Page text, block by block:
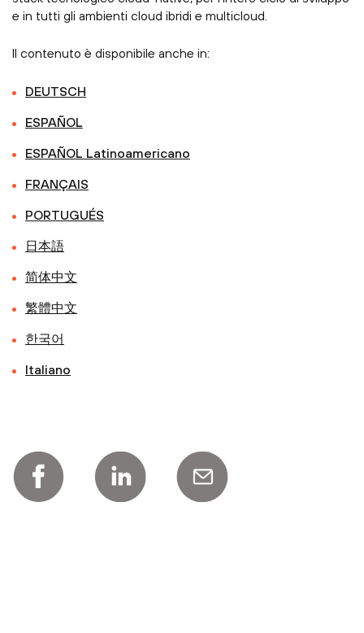
e in tutti gli ambienti cloud ibridi e multicloud.
Il contenuto è disponibile anche in:
DEUTSCH
ESPAÑOL
ESPAÑOL Latinoamericano
FRANÇAIS
PORTUGUÉS
日本語
简体中文
繁體中文
한국어
Italiano